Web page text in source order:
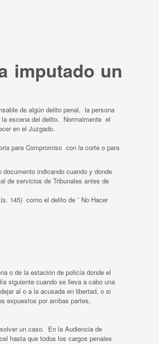
imputado un
de algún delito penal, la persona
la escena del delito. Normalmente el
en el Juzgado.
para Compromiso con la corte o para
indicando cuando y donde
de servicios de Tribunales antes de
145) como el delito de ¨ No Hacer
o de la estación de policía donde el
siguiente cuando se lleva a cabo una
al o a la acusada en libertad, o si
expuestos por ambas partes,
un caso. En la Audiencia de
hasta que todos los cargos penales